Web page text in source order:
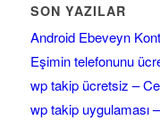
SON YAZILAR
Android Ebeveyn
Eşimin telefonunu
wp takip ücretsiz –
wp takip uygulaması